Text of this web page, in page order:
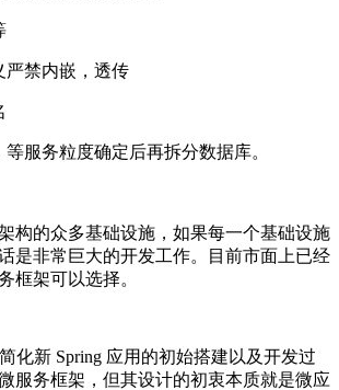
严禁内嵌，透传
服务粒度确定后再拆分数据库。
构的众多基础设施，如果每一个基础设施
是非常巨大的开发工作。目前市面上已经
框架可以选择。
化新 Spring 应用的初始搭建以及开发过
服务框架，但其设计的初衷本质就是微应